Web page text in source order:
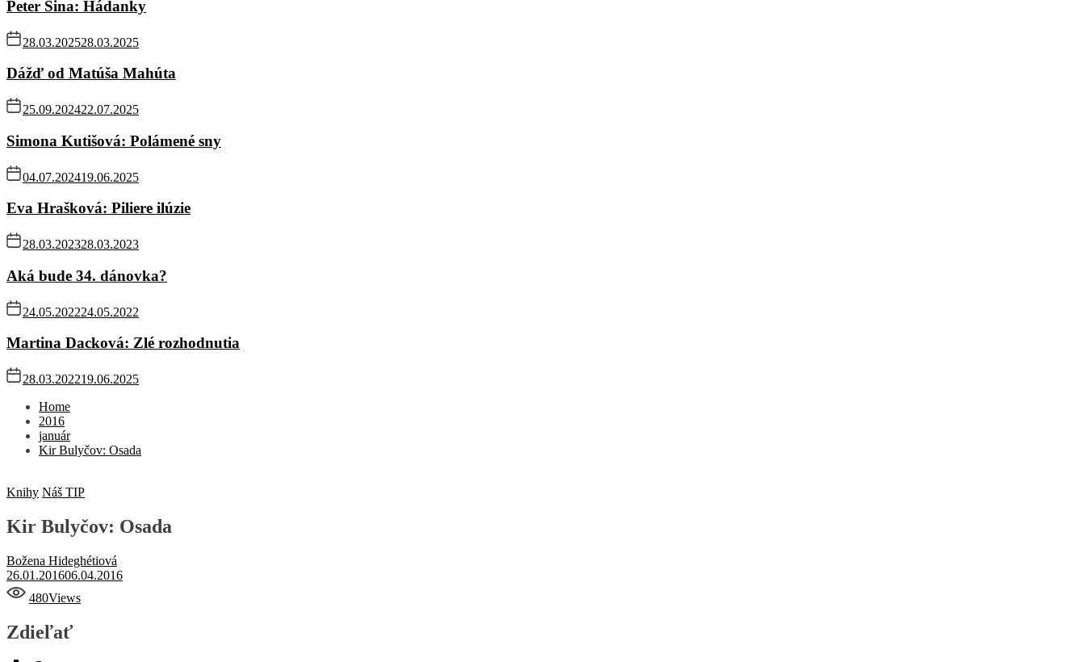
Peter Sina: Hádanky
28.03.202528.03.2025
Dážď od Matúša Mahúta
25.09.202422.07.2025
Simona Kutišová: Polámené sny
04.07.202419.06.2025
Eva Hrašková: Piliere ilúzie
28.03.202328.03.2023
Aká bude 34. dánovka?
24.05.202224.05.2022
Martina Dacková: Zlé rozhodnutia
28.03.202219.06.2025
Home
2016
január
Kir Bulyčov: Osada
Knihy Náš TIP
Kir Bulyčov: Osada
Božena Hideghétiová
26.01.201606.04.2016
480Views
Zdieľať